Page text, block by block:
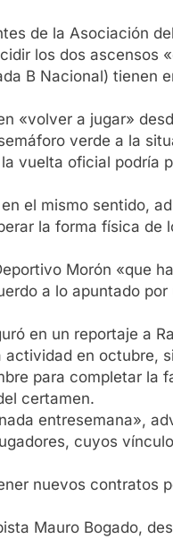
de la Asociación
los dos ascensos
B Nacional) tienen
«volver a jugar»
verde a la
vuelta oficial podría
el mismo sentido,
la forma física de
Morón «que
a lo apuntado
en un reportaje a
en octubre,
para completar la
certamen.
entresemana»,
cuyos
nuevos contratos
Mauro Bogado,